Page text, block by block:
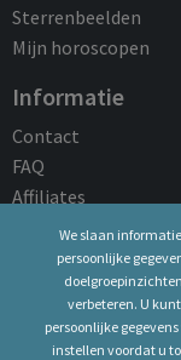
Sterrenbeelden
Mijn horoscopen
Informatie
Contact
FAQ
Affiliates
Juridische
Algemene
Privacy Policy
Bedrijfsgegevens
We slaan
persoonlijke
verbeteren. U
persoonlijke
instellen voordat u